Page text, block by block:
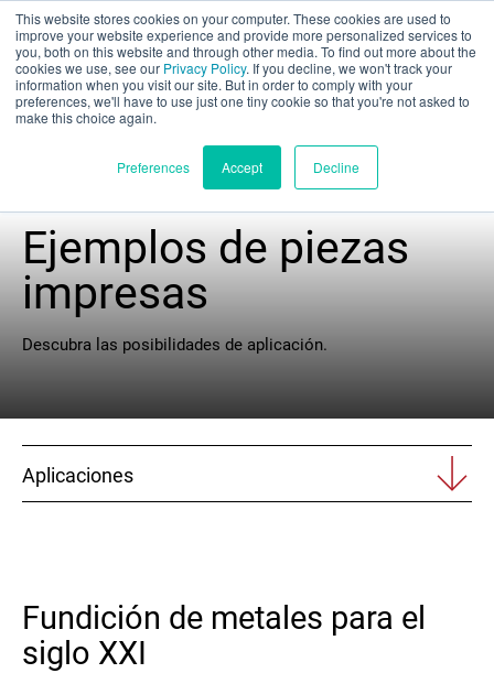
This website stores cookies on your computer. These cookies are used to
improve your website experience and provide more personalized services to
you, both on this website and through other media. To find out more about the
cookies we use, see our Privacy Policy. If you decline, we won't track your
information when you visit our site. But in order to comply with your
preferences, we'll have to use just one tiny cookie so that you're not asked to
make this choice again.
Preferences Accept Decline
Evaluación parcial
Productos
Aplicaciones
Recursos
Ejemplos de piezas
impresas
Descubra las posibilidades de aplicación.
Aplicaciones
Fundición de metales para el
siglo XXI